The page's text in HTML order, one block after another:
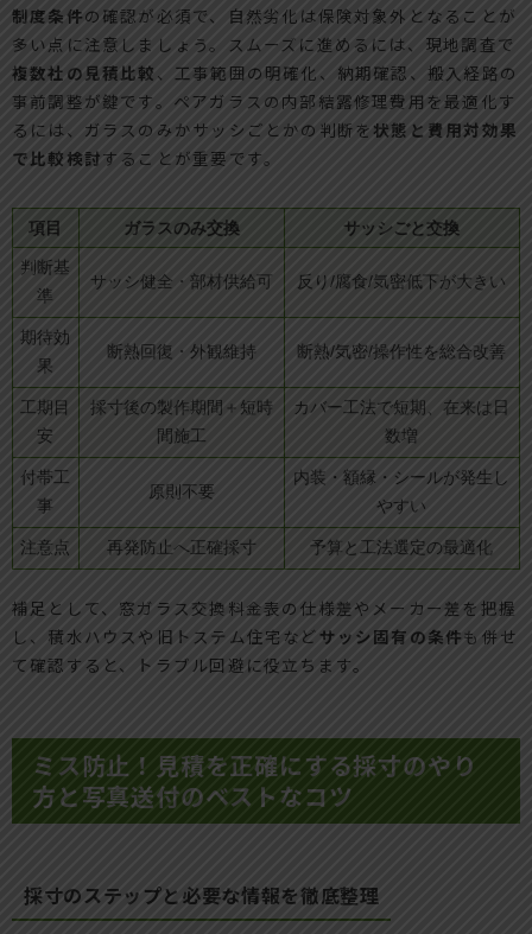
制度条件の確認が必須で、自然劣化は保険対象外となることが
多い点に注意しましょう。スムーズに進めるには、現地調査で
複数社の見積比較 、工事範囲の明確化、納期確認、搬入経路の
事前調整が鍵です。ペアガラスの内部結露修理費用を最適化す
るには、ガラスのみかサッシごとかの判断を状態と費用対効果
で比較検討することが重要です。
項目 ガラスのみ交換 サッシごと交換
判断基
準
サッシ健全・部材供給可 反り/腐食/気密低下が大きい
期待効
果
断熱回復・外観維持 断熱/気密/操作性を総合改善
工期目
安
採寸後の製作期間＋短時
間施工
カバー工法で短期、在来は日
数増
付帯工
事
原則不要
内装・額縁・シールが発生し
やすい
注意点 再発防止へ正確採寸 予算と工法選定の最適化
補足として、窓ガラス交換料金表の仕様差やメーカー差を把握
し、積水ハウスや旧トステム住宅などサッシ固有の条件も併せ
て確認すると、トラブル回避に役立ちます。
ミス防止！見積を正確にする採寸のやり
方と写真送付のベストなコツ
採寸のステップと必要な情報を徹底整理